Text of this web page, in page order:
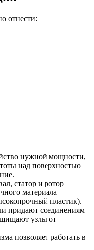
отнести:
нужной мощности,
над поверхностью
статор и ротор
материала
пластик).
придают соединениям
узлы от
позволяет работать в